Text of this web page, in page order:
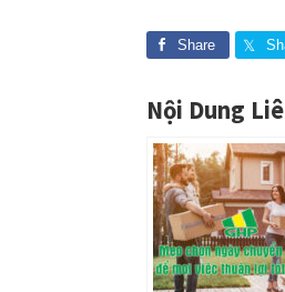
Share
Nội Dung